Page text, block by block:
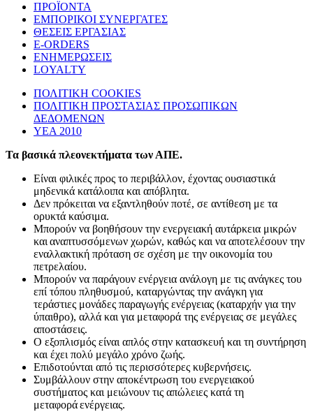
ΠΡΟΪΟΝΤΑ
ΕΜΠΟΡΙΚΟΙ ΣΥΝΕΡΓΑΤΕΣ
ΘΕΣΕΙΣ ΕΡΓΑΣΙΑΣ
E-ORDERS
ΕΝΗΜΕΡΩΣΕΙΣ
LOYALTY
ΠΟΛΙΤΙΚΗ COOKIES
ΠΟΛΙΤΙΚΗ ΠΡΟΣΤΑΣΙΑΣ ΠΡΟΣΩΠΙΚΩΝ
ΔΕΔΟΜΕΝΩΝ
ΥΕΑ 2010
Τα βασικά πλεονεκτήματα των ΑΠΕ.
Είναι φιλικές προς το περιβάλλον, έχοντας ουσιαστικά
μηδενικά κατάλοιπα και απόβλητα.
Δεν πρόκειται να εξαντληθούν ποτέ, σε αντίθεση με τα
ορυκτά καύσιμα.
Μπορούν να βοηθήσουν την ενεργειακή αυτάρκεια μικρών
και αναπτυσσόμενων χωρών, καθώς και να αποτελέσουν την
εναλλακτική πρόταση σε σχέση με την οικονομία του
πετρελαίου.
Mπορούν να παράγουν ενέργεια ανάλογη με τις ανάγκες του
επί τόπου πληθυσμού, καταργώντας την ανάγκη για
τεράστιες μονάδες παραγωγής ενέργειας (καταρχήν για την
ύπαιθρο), αλλά και για μεταφορά της ενέργειας σε μεγάλες
αποστάσεις.
Ο εξοπλισμός είναι απλός στην κατασκευή και τη συντήρηση
και έχει πολύ μεγάλο χρόνο ζωής.
Επιδοτούνται από τις περισσότερες κυβερνήσεις.
Συμβάλλουν στην αποκέντρωση του ενεργειακού
συστήματος και μειώνουν τις απώλειες κατά τη
μεταφορά ενέργειας.